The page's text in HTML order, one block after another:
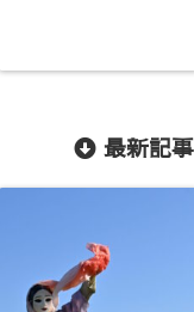
最新記